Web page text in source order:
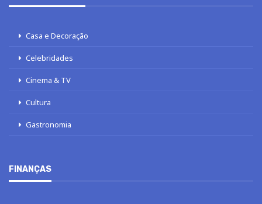
Casa e Decoração
Celebridades
Cinema & TV
Cultura
Gastronomia
FINANÇAS